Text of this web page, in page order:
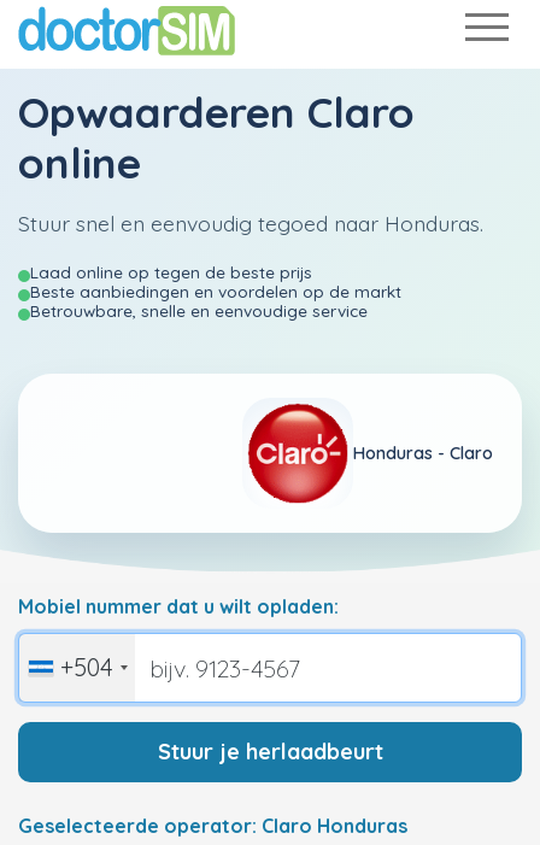
Opwaarderen Claro
online
Stuur snel en eenvoudig tegoed naar Honduras.
Laad online op tegen de beste prijs
Beste aanbiedingen en voordelen op de markt
Betrouwbare, snelle en eenvoudige service
Honduras - Claro
Mobiel nummer dat u wilt opladen:
+504
Stuur je herlaadbeurt
Geselecteerde operator: Claro Honduras